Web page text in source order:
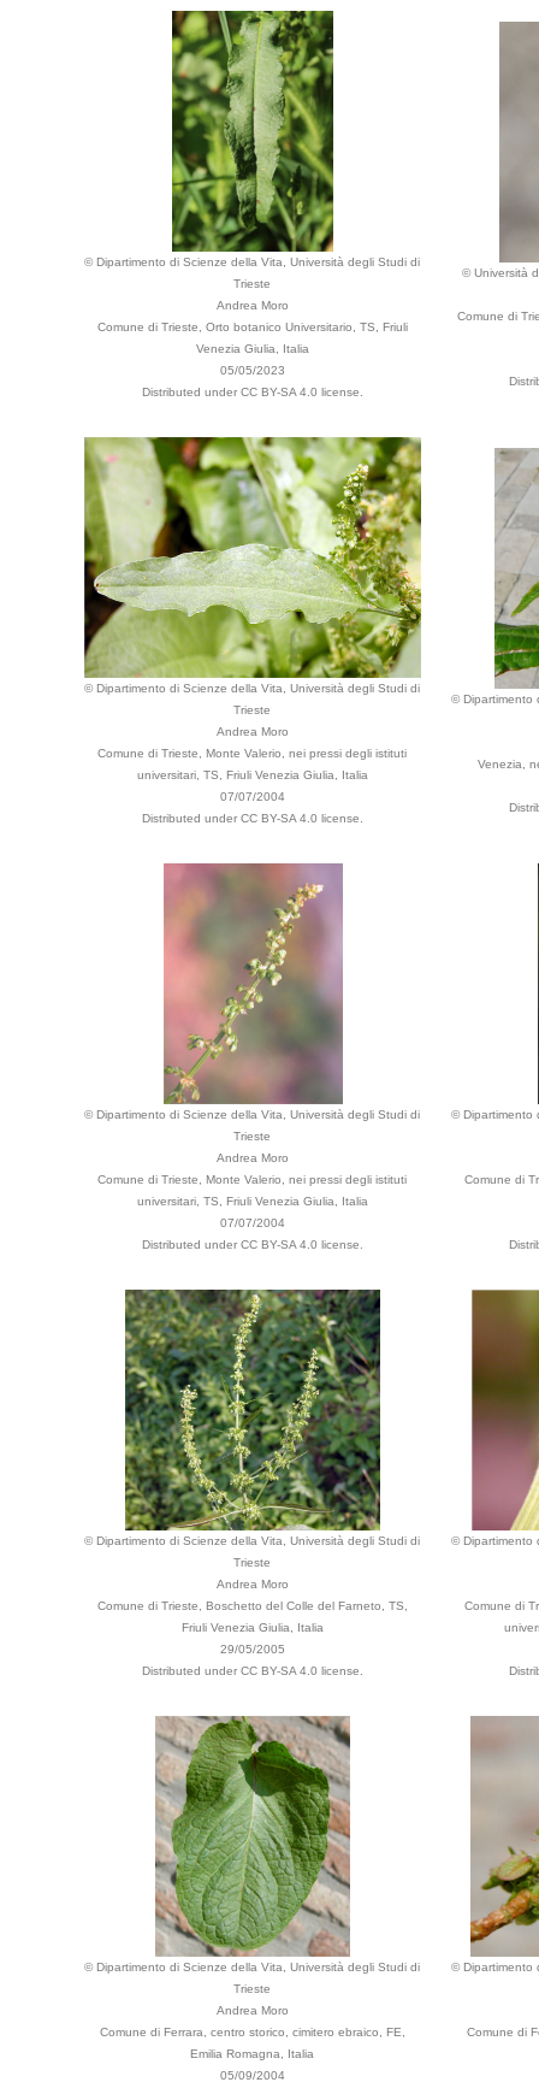
© Dipartimento di Scienze della Vita, Università degli Studi di
Trieste
Andrea Moro
Comune di Trieste, Orto botanico Universitario, TS, Friuli
Venezia Giulia, Italia
05/05/2023
Distributed under CC BY-SA 4.0 license.
© Università
Comune di
© Dipartimento di Scienze della Vita, Università degli Studi di
Trieste
Andrea Moro
Comune di Trieste, Monte Valerio, nei pressi degli istituti
universitari, TS, Friuli Venezia Giulia, Italia
07/07/2004
Distributed under CC BY-SA 4.0 license.
© Dipartimento
Venezia,
© Dipartimento di Scienze della Vita, Università degli Studi di
Trieste
Andrea Moro
Comune di Trieste, Monte Valerio, nei pressi degli istituti
universitari, TS, Friuli Venezia Giulia, Italia
07/07/2004
Distributed under CC BY-SA 4.0 license.
© Dipartimento
Comune di
© Dipartimento di Scienze della Vita, Università degli Studi di
Trieste
Andrea Moro
Comune di Trieste, Boschetto del Colle del Farneto, TS,
Friuli Venezia Giulia, Italia
29/05/2005
Distributed under CC BY-SA 4.0 license.
© Dipartimento
Comune di
© Dipartimento di Scienze della Vita, Università degli Studi di
Trieste
Andrea Moro
Comune di Ferrara, centro storico, cimitero ebraico, FE,
Emilia Romagna, Italia
05/09/2004
© Dipartimento
Comune di